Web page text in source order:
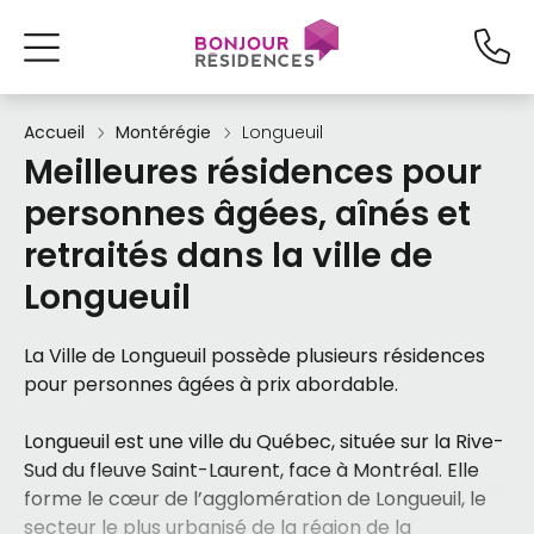
Accueil Montérégie Longueuil
Meilleures résidences pour
personnes âgées, aînés et
retraités dans la ville de
Longueuil
La Ville de Longueuil possède plusieurs résidences
pour personnes âgées à prix abordable.
Longueuil est une ville du Québec, située sur la Rive-
Sud du fleuve Saint-Laurent, face à Montréal. Elle
forme le cœur de l’agglomération de Longueuil, le
secteur le plus urbanisé de la région de la